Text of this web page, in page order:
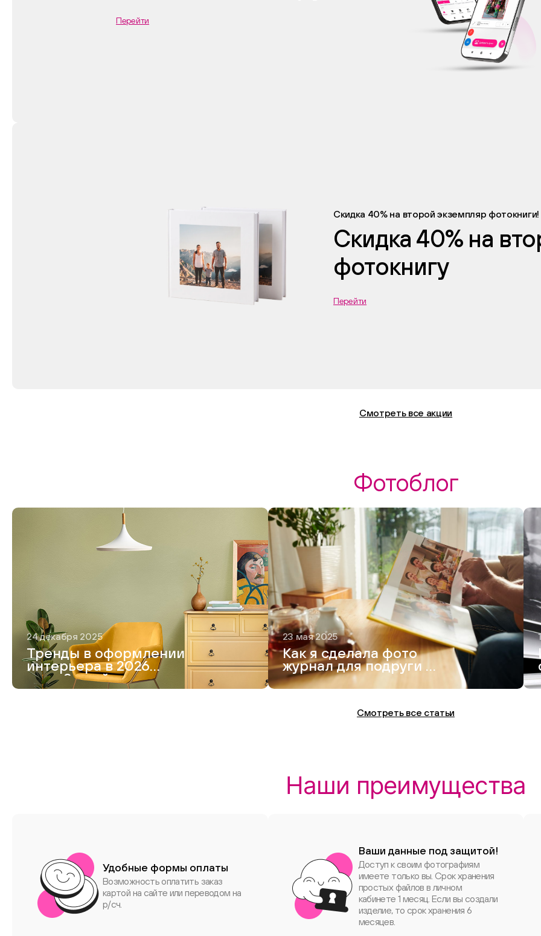
Перейти
Скидка 40% на второй экземпляр фотокниги!
Скидка 40% на
фотокнигу
Перейти
Смотреть все акции
Фотоблог
24 декабря 2025
Тренды в оформлении
интерьера в 2026
году. 8 идей модного
дизайна
23 мая 2025
Как я сделала фото
журнал для подруги —
и это вышло круче,
чем Vogue
Смотреть все статьи
Наши преимущества
Удобные формы оплаты
Возможность оплатить заказ
картой на сайте или переводом на
р/сч.
Ваши данные под защитой!
Доступ к своим фотографиям
имеете только вы. Срок хранения
простых файлов в личном
кабинете 1 месяц. Если вы создали
изделие, то срок хранения 6
месяцев.